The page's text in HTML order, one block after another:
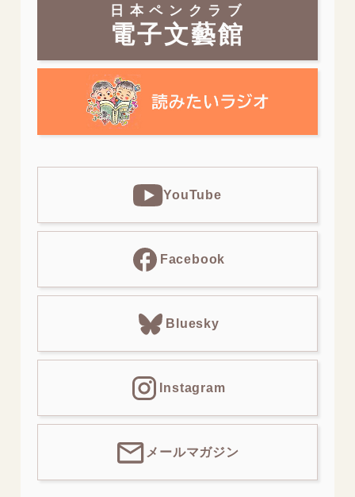
日本ペンクラブ
電子文藝館
YouTube
Facebook
Bluesky
Instagram
メールマガジン